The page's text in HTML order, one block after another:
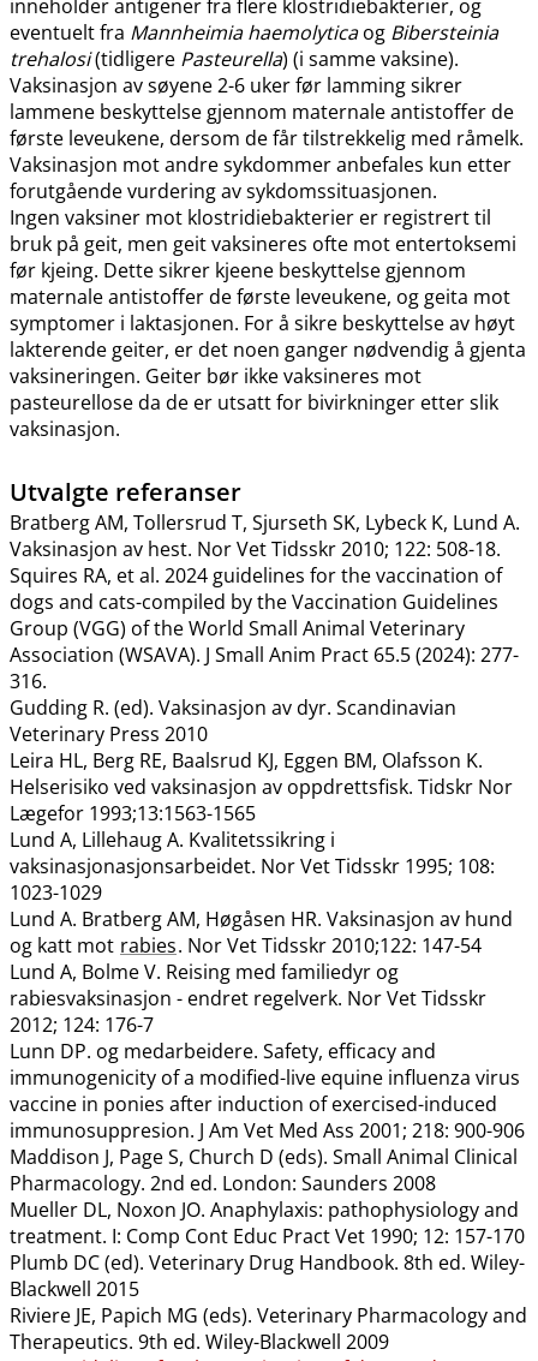
inneholder antigener fra flere klostridiebakterier, og
eventuelt fra Mannheimia haemolyticaog Bibersteinia
trehalosi(tidligere Pasteurella) (i samme vaksine).
Vaksinasjon av søyene 2-6 uker før lamming sikrer
lammene beskyttelse gjennom maternale antistoffer de
første leveukene, dersom de får tilstrekkelig med råmelk.
Vaksinasjon mot andre sykdommer anbefales kun etter
forutgående vurdering av sykdomssituasjonen.
Ingen vaksiner mot klostridiebakterier er registrert til
bruk på geit, men geit vaksineres ofte mot entertoksemi
før kjeing. Dette sikrer kjeene beskyttelse gjennom
maternale antistoffer de første leveukene, og geita mot
symptomer i laktasjonen. For å sikre beskyttelse av høyt
lakterende geiter, er det noen ganger nødvendig å gjenta
vaksineringen. Geiter bør ikke vaksineres mot
pasteurellose da de er utsatt for bivirkninger etter slik
vaksinasjon.
Utvalgte referanser
Bratberg AM, Tollersrud T, Sjurseth SK, Lybeck K, Lund A.
Vaksinasjon av hest. Nor Vet Tidsskr 2010; 122: 508-18.
Squires RA, et al. 2024 guidelines for the vaccination of
dogs and cats-compiled by the Vaccination Guidelines
Group (VGG) of the World Small Animal Veterinary
Association (WSAVA). J Small Anim Pract 65.5 (2024): 277-
316.
Gudding R. (ed). Vaksinasjon av dyr. Scandinavian
Veterinary Press 2010
Leira HL, Berg RE, Baalsrud KJ, Eggen BM, Olafsson K.
Helserisiko ved vaksinasjon av oppdrettsfisk. Tidskr Nor
Lægefor 1993;13:1563-1565
Lund A, Lillehaug A. Kvalitetssikring i
vaksinasjonasjonsarbeidet. Nor Vet Tidsskr 1995; 108:
1023-1029
Lund A. Bratberg AM, Høgåsen HR. Vaksinasjon av hund
og katt mot rabies. Nor Vet Tidsskr 2010;122: 147-54
Lund A, Bolme V. Reising med familiedyr og
rabiesvaksinasjon - endret regelverk. Nor Vet Tidsskr
2012; 124: 176-7
Lunn DP. og medarbeidere. Safety, efficacy and
immunogenicity of a modified-live equine influenza virus
vaccine in ponies after induction of exercised-induced
immunosuppresion. J Am Vet Med Ass 2001; 218: 900-906
Maddison J, Page S, Church D (eds). Small Animal Clinical
Pharmacology. 2nd ed. London: Saunders 2008
Mueller DL, Noxon JO. Anaphylaxis: pathophysiology and
treatment. I: Comp Cont Educ Pract Vet 1990; 12: 157-170
Plumb DC (ed). Veterinary Drug Handbook. 8th ed. Wiley-
Blackwell 2015
Riviere JE, Papich MG (eds). Veterinary Pharmacology and
Therapeutics. 9th ed. Wiley-Blackwell 2009